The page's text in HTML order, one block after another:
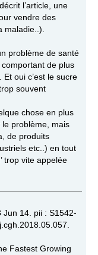
l’article, une
vendre des
maladie..).
problème de santé
de plus
oui c’est le sucre
souvent
chose en plus
le problème, mais
de produits
etc..) en tout
trop vite appelée
Jun 14. pii : S1542-
Fastest Growing